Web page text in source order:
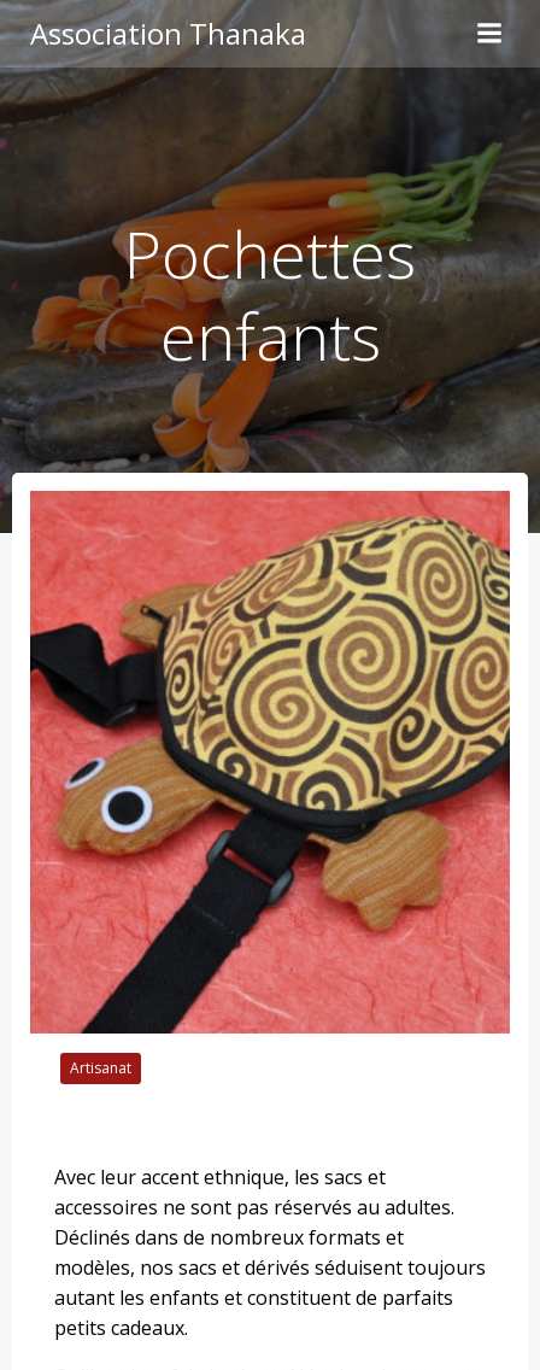
au
contenu
Association Thanaka
Pochettes
enfants
Artisanat
Avec leur accent ethnique, les sacs et
accessoires ne sont pas réservés au adultes.
Déclinés dans de nombreux formats et
modèles, nos sacs et dérivés séduisent toujours
autant les enfants et constituent de parfaits
petits cadeaux.